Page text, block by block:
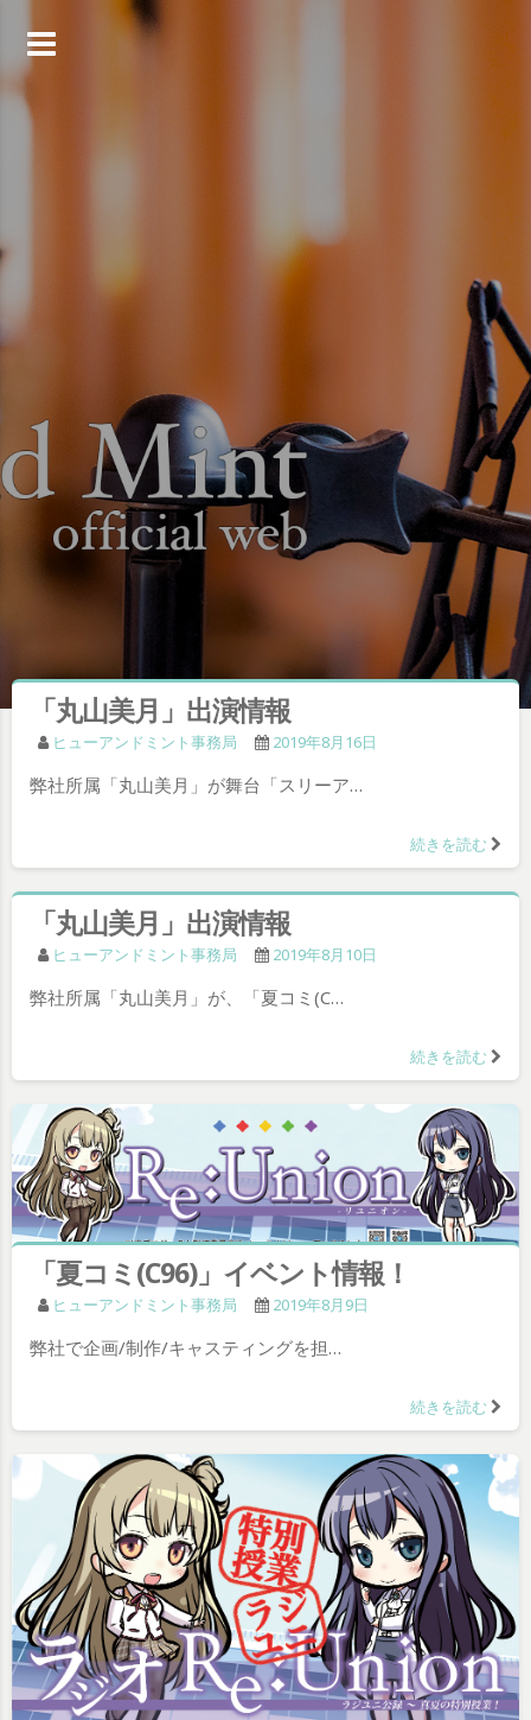
テ
ン
ッ
プ
「丸山美月」出演情報
ヒューアンドミント事務局 2019年8月16日
弊社所属「丸山美月」が舞台「スリーア…
続きを読む
「丸山美月」出演情報
ヒューアンドミント事務局 2019年8月10日
弊社所属「丸山美月」が、「夏コミ(C…
続きを読む
「夏コミ(C96)」イベント情報！
ヒューアンドミント事務局 2019年8月9日
弊社で企画/制作/キャスティングを担…
続きを読む